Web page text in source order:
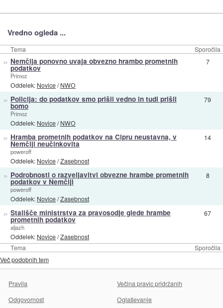
Vredno ogleda ...
Tema Sporočila
Tema Sporočila
» Nemčija ponovno uvaja obvezno hrambo prometnih
podatkov
Primoz
Oddelek: Novice/NWO
7
» Policija: do podatkov smo prišli vedno in tudi prišli
bomo
Primoz
Oddelek: Novice/NWO
79
» Hramba prometnih podatkov na Cipru neustavna, v
Nemčiji neučinkovita
poweroff
Oddelek: Novice/Zasebnost
14
» Podrobnosti o razveljavitvi obvezne hrambe prometnih
podatkov v Nemčiji
poweroff
Oddelek: Novice/Zasebnost
8
» Stališče ministrstva za pravosodje glede hrambe
prometnih podatkov
aljazh
Oddelek: Novice/Zasebnost
67
Več podobnih tem
Pravila
Večina pravic pridržanih
Odgovornost
Oglaševanje